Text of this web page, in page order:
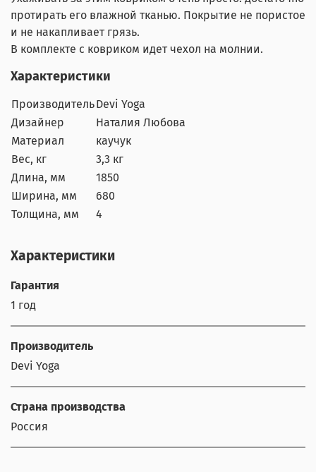
протирать его влажной тканью. Покрытие не пористое
и не накапливает грязь.
В комплекте с ковриком идет чехол на молнии.
Характеристики
ПроизводительDevi Yoga
Дизайнер
Наталия Любова
Материал
каучук
Вес, кг
3,3 кг
Длина, мм
1850
Ширина, мм
680
Толщина, мм
4
Характеристики
Гарантия
1 год
Производитель
Devi Yoga
Страна производства
Россия